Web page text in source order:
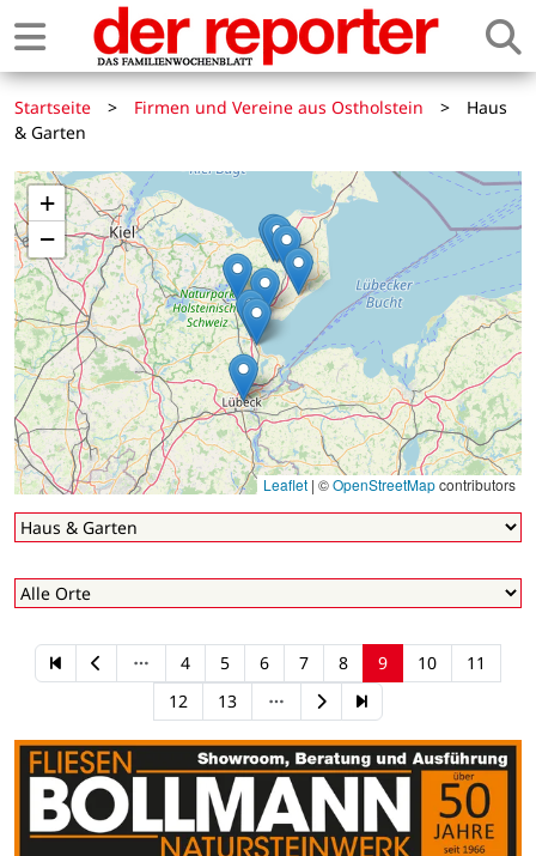
Startseite > Firmen und Vereine aus Ostholstein >
Haus
& Garten
+
−
Leaflet | ©OpenStreetMapcontributors
4 5 6 7 8 9 10
11
12
13